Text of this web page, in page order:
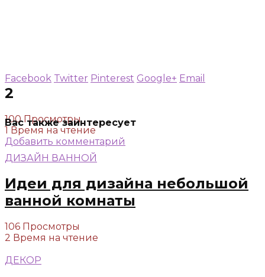
2
100 Просмотры
1 Время на чтение
Добавить комментарий
Facebook Twitter Pinterest Google+ Email
Вас также заинтересует
ДИЗАЙН ВАННОЙ
Идеи для дизайна небольшой
ванной комнаты
106 Просмотры
2 Время на чтение
ДЕКОР